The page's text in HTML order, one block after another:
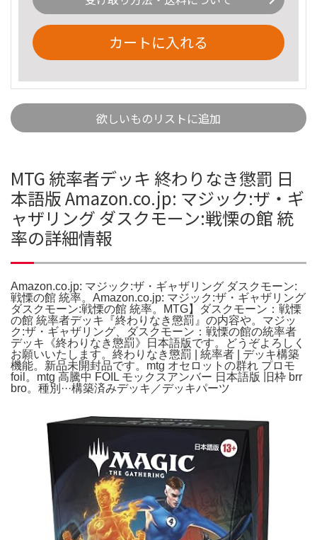
カートに入れる
欲しいものリストに追加
MTG 統率者デッキ 終わりなき懲罰 日
本語版 Amazon.co.jp: マジック:ザ・ギ
ャザリング ダスクモーン:戦慄の館 統
率の詳細情報
Amazon.co.jp: マジック:ザ・ギャザリング ダスクモーン:
戦慄の館 統率。Amazon.co.jp: マジック:ザ・ギャザリング
ダスクモーン:戦慄の館 統率。MTG】ダスクモーン：戦慄
の館 統率者デッキ『終わりなき懲罰』の内容や。マジッ
ク:ザ・ギャザリング、ダスクモーン：戦慄の館の統率者
デッキ《終わりなき懲罰》日本語版です。どうぞよろしく
お願いいたします。終わりなき懲罰 | 統率者 | デッキ構築
機能。新品未開封品です。mtg オセロットの群れ プロモ
foil。mtg 高騰中 FOIL モックスアンバー 日本語版 旧枠 brr
bro。種別···構築済みデッキ／デッキパーツ